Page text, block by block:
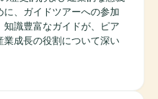
に、ガイドツアーへの参加
知識豊富なガイドが、ピア
成長の役割について深い